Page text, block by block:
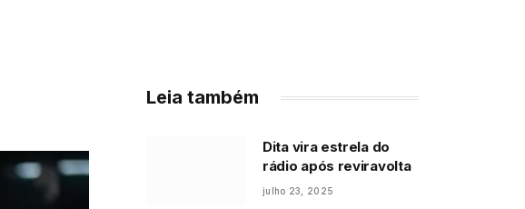
Leia também
Dita vira estrela do
rádio após reviravolta
julho 23, 2025